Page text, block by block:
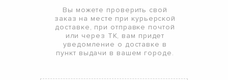
Вы можете проверить свой
заказ на месте при курьерской
доставке, при отправке почтой
или через ТК, вам придет
уведомление о доставке в
пункт выдачи в вашем городе.